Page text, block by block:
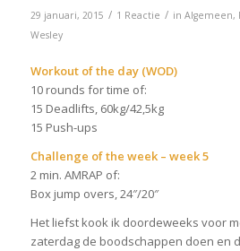
29 januari, 2015 / 1 Reactie / in Algemeen,
Wesley
Workout of the day (WOD)
10 rounds for time of:
15 Deadlifts, 60kg/42,5kg
15 Push-ups
Challenge of the week – week 5
2 min. AMRAP of:
Box jump overs, 24″/20″
Het liefst kook ik doordeweeks voor
zaterdag de boodschappen doen en